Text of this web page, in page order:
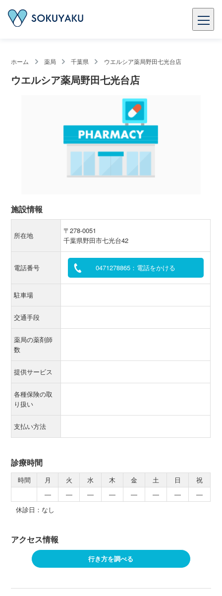
ホーム 薬局 千葉県 ウエルシア薬局野田七光台店
ウエルシア薬局野田七光台店
施設情報
所在地
〒278-0051
千葉県野田市七光台42
電話番号 0471278865：電話をかける
駐車場
交通手段
薬局の薬剤師
数
提供サービス
各種保険の取
り扱い
支払い方法
診療時間
時間 月 火 水 木 金 土 日
祝
―
― ― ― ― ― ―
―
休診日：なし
アクセス情報
行き方を調べる